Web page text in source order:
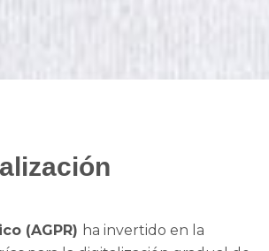
(AGPR) ha invertido en la